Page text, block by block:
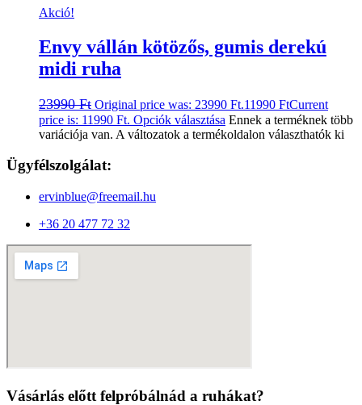
Akció!
Envy vállán kötözős, gumis derekú
midi ruha
23990Ft Original price was: 23990 Ft.11990 FtCurrent
price is: 11990 Ft. Opciók választása Ennek a terméknek több
variációja van. A változatok a termékoldalon választhatók ki
Ügyfélszolgálat:
ervinblue@freemail.hu
+36 20 477 72 32
Vásárlás előtt felpróbálnád a ruhákat?